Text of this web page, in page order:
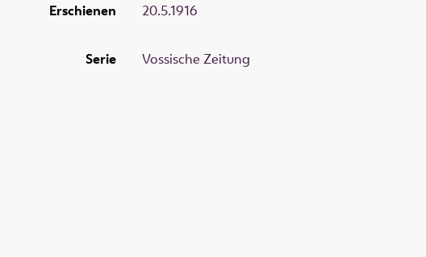
Erschienen 20.5.1916
Serie Vossische Zeitung